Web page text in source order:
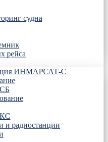
судна
рейса
ИНМАРСАТ-С
и радиостанции